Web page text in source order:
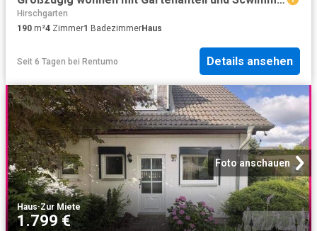
Hirschgarten
190 m²4 Zimmer1 BadezimmerHaus
Seit 6 Tagen bei Rentumo Details ansehen
Foto anschauen
Haus·Zur Miete
1.799 €